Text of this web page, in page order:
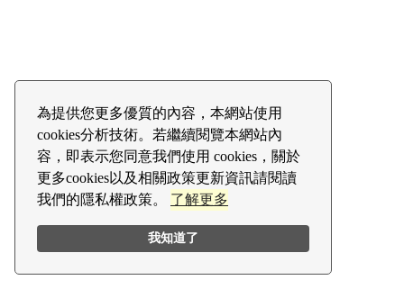
為提供您更多優質的內容，本網站使用
cookies分析技術。若繼續閱覽本網站內
容，即表示您同意我們使用 cookies，關於
更多cookies以及相關政策更新資訊請閱讀
我們的隱私權政策。 了解更多
我知道了